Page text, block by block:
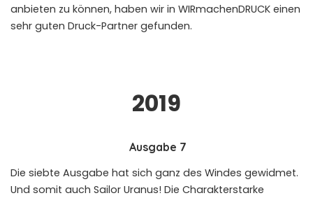
anbieten zu können, haben wir in WIRmachenDRUCK einen
sehr guten Druck-Partner gefunden.
2019
Ausgabe 7
Die siebte Ausgabe hat sich ganz des Windes gewidmet.
Und somit auch Sailor Uranus! Die Charakterstarke